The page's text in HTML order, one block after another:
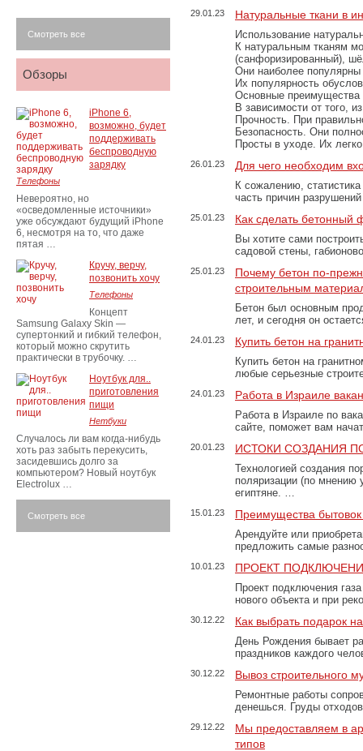
29.01.23 Натуральные ткани в
Использование
К натуральным тканям
(санфоризированный),
Они наиболее популярны
Их популярность
Основные преимущества
В зависимости от того,
Прочность. При
Безопасность. Они
Просты в уходе. Их
26.01.23 Для чего необходим
К сожалению,
часть причин
25.01.23 Как сделать бетонный
Вы хотите сами
садовой стены,
25.01.23
Почему бетон по-
строительным
Бетон был основным
лет, и сегодня он
24.01.23 Купить бетон на
Купить бетон на
любые серьезные
24.01.23 Работа в Израиле
Работа в Израиле по
сайте, поможет вам
20.01.23 ИСТОКИ СОЗДАНИЯ
Технологией создания
поляризации (по
египтяне. …
15.01.23 Преимущества
Арендуйте или
предложить самые
10.01.23 ПРОЕКТ
Проект подключения
нового объекта и при
30.12.22 Как выбрать подарок
День Рождения бывает
праздников каждого
30.12.22 Вывоз строительного
Ремонтные работы
денешься. Груды
29.12.22
Мы предоставляем в
типов
Смотреть все
Обзоры
iPhone 6,
возможно, будет
поддерживать
беспроводную
зарядку
Телефоны
Невероятно, но
«осведомленные источники»
уже обсуждают будущий iPhone
6, несмотря на то, что даже
пятая …
Кручу, верчу,
позвонить хочу
Телефоны
Концепт
Samsung Galaxy Skin —
супертонкий и гибкий телефон,
который можно скрутить
практически в трубочку. …
Ноутбук для..
приготовления
пищи
Нетбуки
Случалось ли вам когда-нибудь
хоть раз забыть перекусить,
засидевшись долго за
компьютером? Новый ноутбук
Electrolux …
Смотреть все